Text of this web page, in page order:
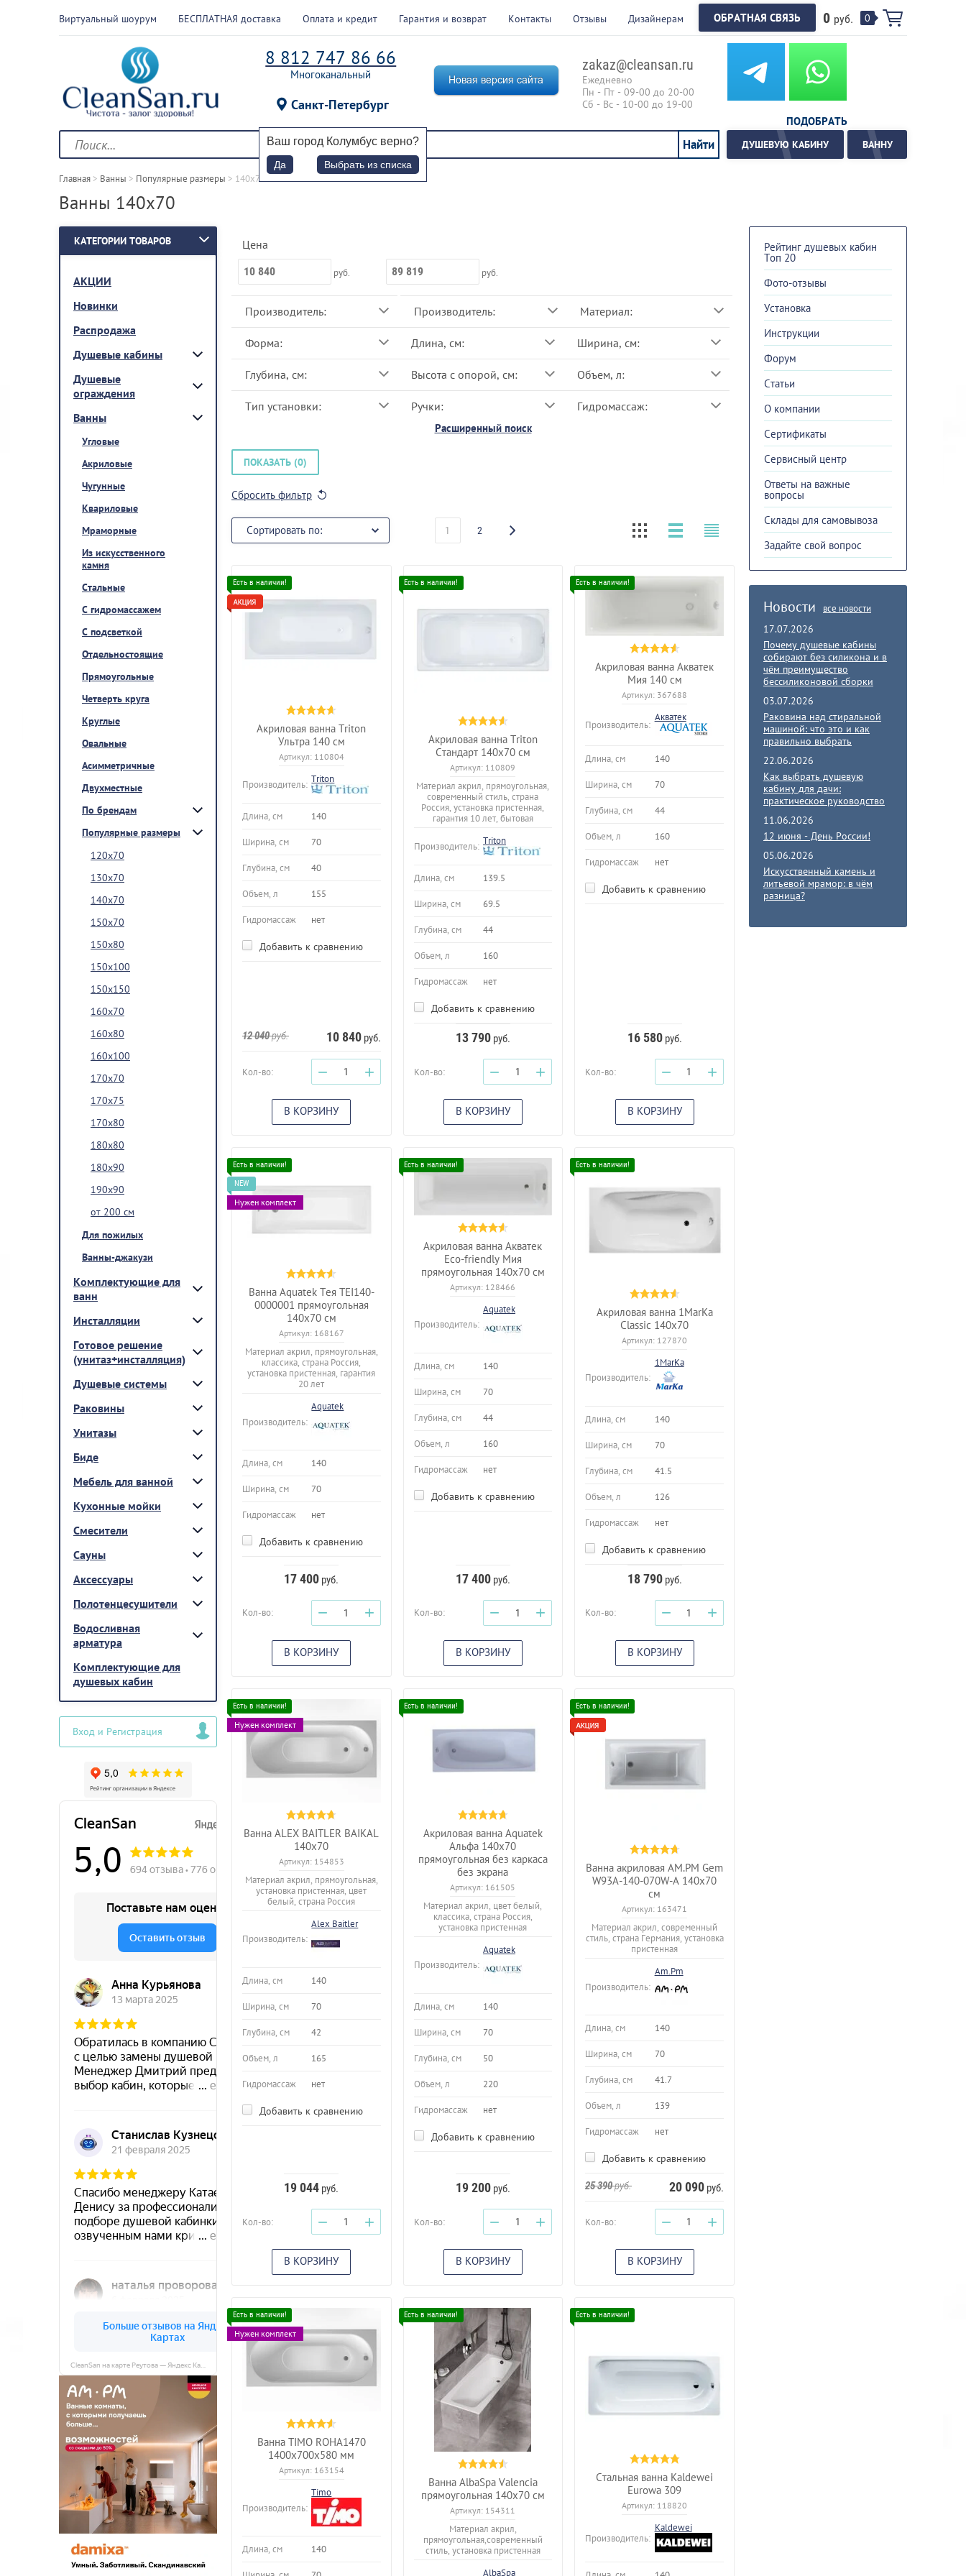
Виртуальный шоурум БЕСПЛАТНАЯ доставка Оплата и кредит Гарантия и возврат Контакты Отзывы Дизайнерам 0 руб. 0
ОБРАТНАЯ СВЯЗЬ
8 812 747 86 66
Многоканальный
Санкт-Петербург
Ваш город Колумбус верно?
Да Выбрать из списка
zakaz@cleansan.ru
Ежедневно
Пн - Пт - 09-00 до 20-00
Сб - Вс - 10-00 до 19-00
ПОДОБРАТЬ
ДУШЕВУЮ КАБИНУ ВАННУ
Главная > Ванны > Популярные размеры > 140х70
Ванны 140х70
КАТЕГОРИИ ТОВАРОВ
АКЦИИ
Новинки
Распродажа
Душевые кабины
Душевые
ограждения
Ванны
Угловые
Акриловые
Чугунные
Квариловые
Мраморные
Из искусственного
камня
Стальные
С гидромассажем
С подсветкой
Отдельностоящие
Прямоугольные
Четверть круга
Круглые
Овальные
Асимметричные
Двухместные
По брендам
Популярные размеры
120х70
130х70
140х70
150х70
150х80
150х100
150х150
160х70
160х80
160х100
170х70
170х75
170х80
180х80
180х90
190х90
от 200 см
Для пожилых
Ванны-джакузи
Комплектующие для
ванн
Инсталляции
Готовое решение
(унитаз+инсталляция)
Душевые системы
Раковины
Унитазы
Биде
Мебель для ванной
Кухонные мойки
Смесители
Сауны
Аксессуары
Полотенцесушители
Водосливная
арматура
Комплектующие для
душевых кабин
Вход и Регистрация
Рейтинг душевых кабин
Топ 20
Фото-отзывы
Установка
Инструкции
Форум
Cтатьи
О компании
Сертификаты
Сервисный центр
Ответы на важные
вопросы
Склады для самовывоза
Задайте свой вопрос
Новости все новости
17.07.2026
Почему душевые кабины
собирают без силикона и в
чём преимущество
бессиликоновой сборки
03.07.2026
Раковина над стиральной
машиной: что это и как
правильно выбрать
22.06.2026
Как выбрать душевую
кабину для дачи:
практическое руководство
11.06.2026
12 июня - День России!
05.06.2026
Искусственный камень и
литьевой мрамор: в чём
разница?
Цена
руб. руб.
Производитель: Производитель: Материал:
Форма: Длина, см: Ширина, см:
Глубина, см: Высота с опорой, см: Объем, л:
Тип установки: Ручки: Гидромассаж:
Расширенный поиск
ПОКАЗАТЬ (0)
Сбросить фильтр
Сортировать по: 1 2
Акриловая ванна Triton
Ультра 140 см
Артикул:110804
Производитель: Triton
Длина, см 140
Ширина, см 70
Глубина, см 40
Объем, л 155
Гидромассаж нет
Добавить к сравнению
12 040руб. 10 840руб.
Кол-во: − +
В КОРЗИНУ
Акриловая ванна Triton
Стандарт 140x70 см
Артикул: 110809
Материал акрил, прямоугольная,
современный стиль, страна
Россия, установка пристенная,
гарантия 10 лет, бытовая
Производитель: Triton
Длина, см 139.5
Ширина, см 69.5
Глубина, см 44
Объем, л 160
Гидромассаж нет
Добавить к сравнению
13 790руб.
Кол-во: − +
В КОРЗИНУ
Акриловая ванна Акватек
Мия 140 см
Артикул: 367688
Производитель:
Акватек
Длина, см 140
Ширина, см 70
Глубина, см 44
Объем, л 160
Гидромассаж нет
Добавить к сравнению
16 580руб.
Кол-во: − +
В КОРЗИНУ
Нужен комплект
Ванна Aquatek Тея TEI140-
0000001 прямоугольная
140х70 см
Артикул:168167
Материал акрил, прямоугольная,
классика, страна Россия,
установка пристенная, гарантия
20 лет
Производитель:
Aquatek
Длина, см 140
Ширина, см 70
Гидромассаж нет
Добавить к сравнению
17 400 руб.
Кол-во: − +
В КОРЗИНУ
Акриловая ванна Акватек
Eco-friendly Мия
прямоугольная 140х70 см
Артикул: 128466
Производитель:
Aquatek
Длина, см 140
Ширина, см 70
Глубина, см 44
Объем, л 160
Гидромассаж нет
Добавить к сравнению
17 400руб.
Кол-во: − +
В КОРЗИНУ
Акриловая ванна 1MarKa
Classic 140х70
Артикул: 127870
Производитель:
1MarKa
Длина, см 140
Ширина, см 70
Глубина, см 41.5
Объем, л 126
Гидромассаж нет
Добавить к сравнению
18 790руб.
Кол-во: − +
В КОРЗИНУ
Нужен комплект
Ванна ALEX BAITLER BAIKAL
140х70
Артикул:154853
Материал акрил, прямоугольная,
установка пристенная, цвет
белый, страна Россия
Производитель:
Alex Baitler
Длина, см 140
Ширина, см 70
Глубина, см 42
Объем, л 165
Гидромассаж нет
Добавить к сравнению
19 044 руб.
Кол-во: − +
В КОРЗИНУ
Акриловая ванна Aquatek
Альфа 140x70
прямоугольная без каркаса
без экрана
Артикул: 161505
Материал акрил, цвет белый,
классика, страна Россия,
установка пристенная
Производитель:
Aquatek
Длина, см 140
Ширина, см 70
Глубина, см 50
Объем, л 220
Гидромассаж нет
Добавить к сравнению
19 200руб.
Кол-во: − +
В КОРЗИНУ
Ванна акриловая AM.PM Gem
W93A-140-070W-A 140х70
см
Артикул: 163471
Материал акрил, современный
стиль, страна Германия, установка
пристенная
Производитель:
Am.Pm
Длина, см 140
Ширина, см 70
Глубина, см 41.7
Объем, л 139
Гидромассаж нет
Добавить к сравнению
25 390руб. 20 090руб.
Кол-во: − +
В КОРЗИНУ
Нужен комплект
Ванна TIMO ROHA1470
1400х700х580 мм
Артикул:163154
Производитель:
Timo
Длина, см 140
Ванна AlbaSpa Valencia
прямоугольная 140х70 см
Артикул: 154311
Материал акрил,
прямоугольная,современный
стиль, установка пристенная
AlbaSpa
Стальная ванна Kaldewei
Eurowa 309
Артикул: 118820
Производитель:
Kaldewei